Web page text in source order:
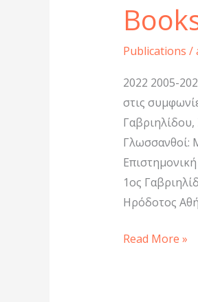
Publications /
2022 2005-
στις
Γλωσσανθοί:
1ος
Ηρόδοτος
Books
Read More »